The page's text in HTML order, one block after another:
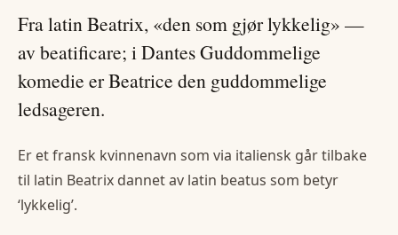
Fra latin Beatrix, «den som gjør lykkelig» —
av beatificare; i Dantes Guddommelige
komedie er Beatrice den guddommelige
ledsageren.
Er et fransk kvinnenavn som via italiensk går tilbake
til latin Beatrix dannet av latin beatus som betyr
‘lykkelig’.